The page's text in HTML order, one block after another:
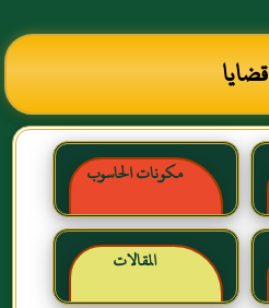
قضايا
مكونات الحاسوب
المقالات